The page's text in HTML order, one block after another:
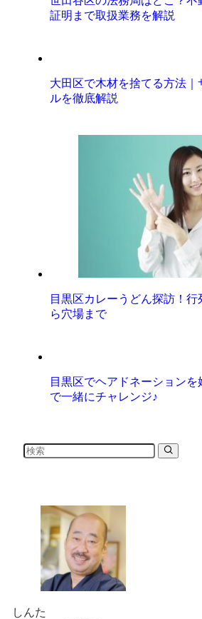
証明まで取扱業務を解説
大田区で木材を捨てる方法｜
ルを徹底解説
目黒区カレーうどん探訪！
ら穴場まで
目黒区でヘアドネーション
で一緒にチャレンジ♪
しんた